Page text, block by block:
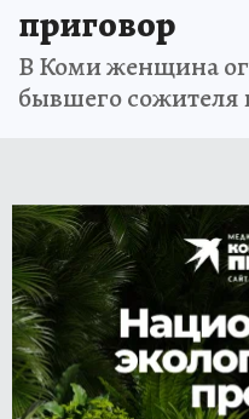
приговор
В Коми женщина
бывшего сожителя